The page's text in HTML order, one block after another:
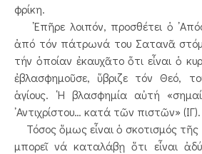
φρίκη.
᾿Επῆρε λοιπόν, προσθέτει ὁ
ἀπό τόν πάτρωνά του Σατανᾶ
τήν ὁποίαν ἐκαυχᾶτο ὅτι εἶναι ὁ
ἐβλασφημοῦσε, ὕβριζε τόν Θεό,
ἁγίους. ῾Η βλασφημία αὐτή
᾿Αντιχρίστου… κατά τῶν πιστῶν» (ΙΓ).
Τόσος ὅμως εἶναι ὁ σκοτισμός τῆς
μπορεῖ νά καταλάβῃ ὅτι εἶναι